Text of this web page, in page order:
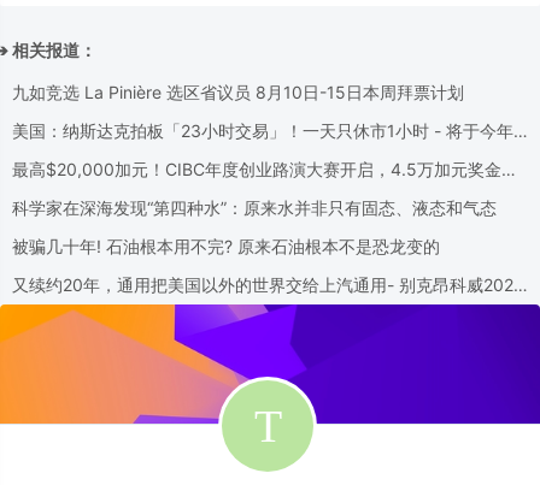
相关报道：
九如竞选 La Pinière 选区省议员 8月10日-15日本周拜票计划
美国：纳斯达克拍板「23小时交易」！一天只休市1小时 - 将于今年
最高$20,000加元！CIBC年度创业路演大赛开启，4.5万加元奖金池
科学家在深海发现“第四种水”：原来水并非只有固态、液态和气态
被骗几十年! 石油根本用不完? 原来石油根本不是恐龙变的
又续约20年，通用把美国以外的世界交给上汽通用- 别克昂科威2026
款将在美国停产